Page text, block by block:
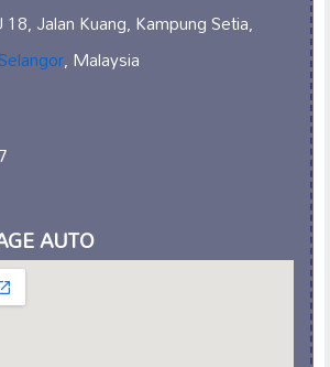
Jalan Kuang, Kampung Setia,
Selangor, Malaysia
AUTO